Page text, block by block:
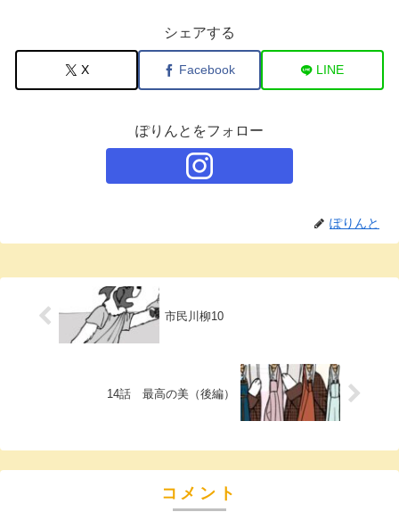
シェアする
X Facebook LINE
ぽりんとをフォロー
ぽりんと
市民川柳10
14話 最高の美（後編）
コメント